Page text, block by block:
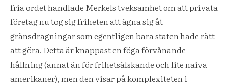
fria ordet handlade Merkels tveksamhet om att privata
företag nu tog sig friheten att ägna sig åt
gränsdragningar som egentligen bara staten hade rätt
att göra. Detta är knappast en föga förvånande
hållning (annat än för frihetsälskande och lite naiva
amerikaner), men den visar på komplexiteten i